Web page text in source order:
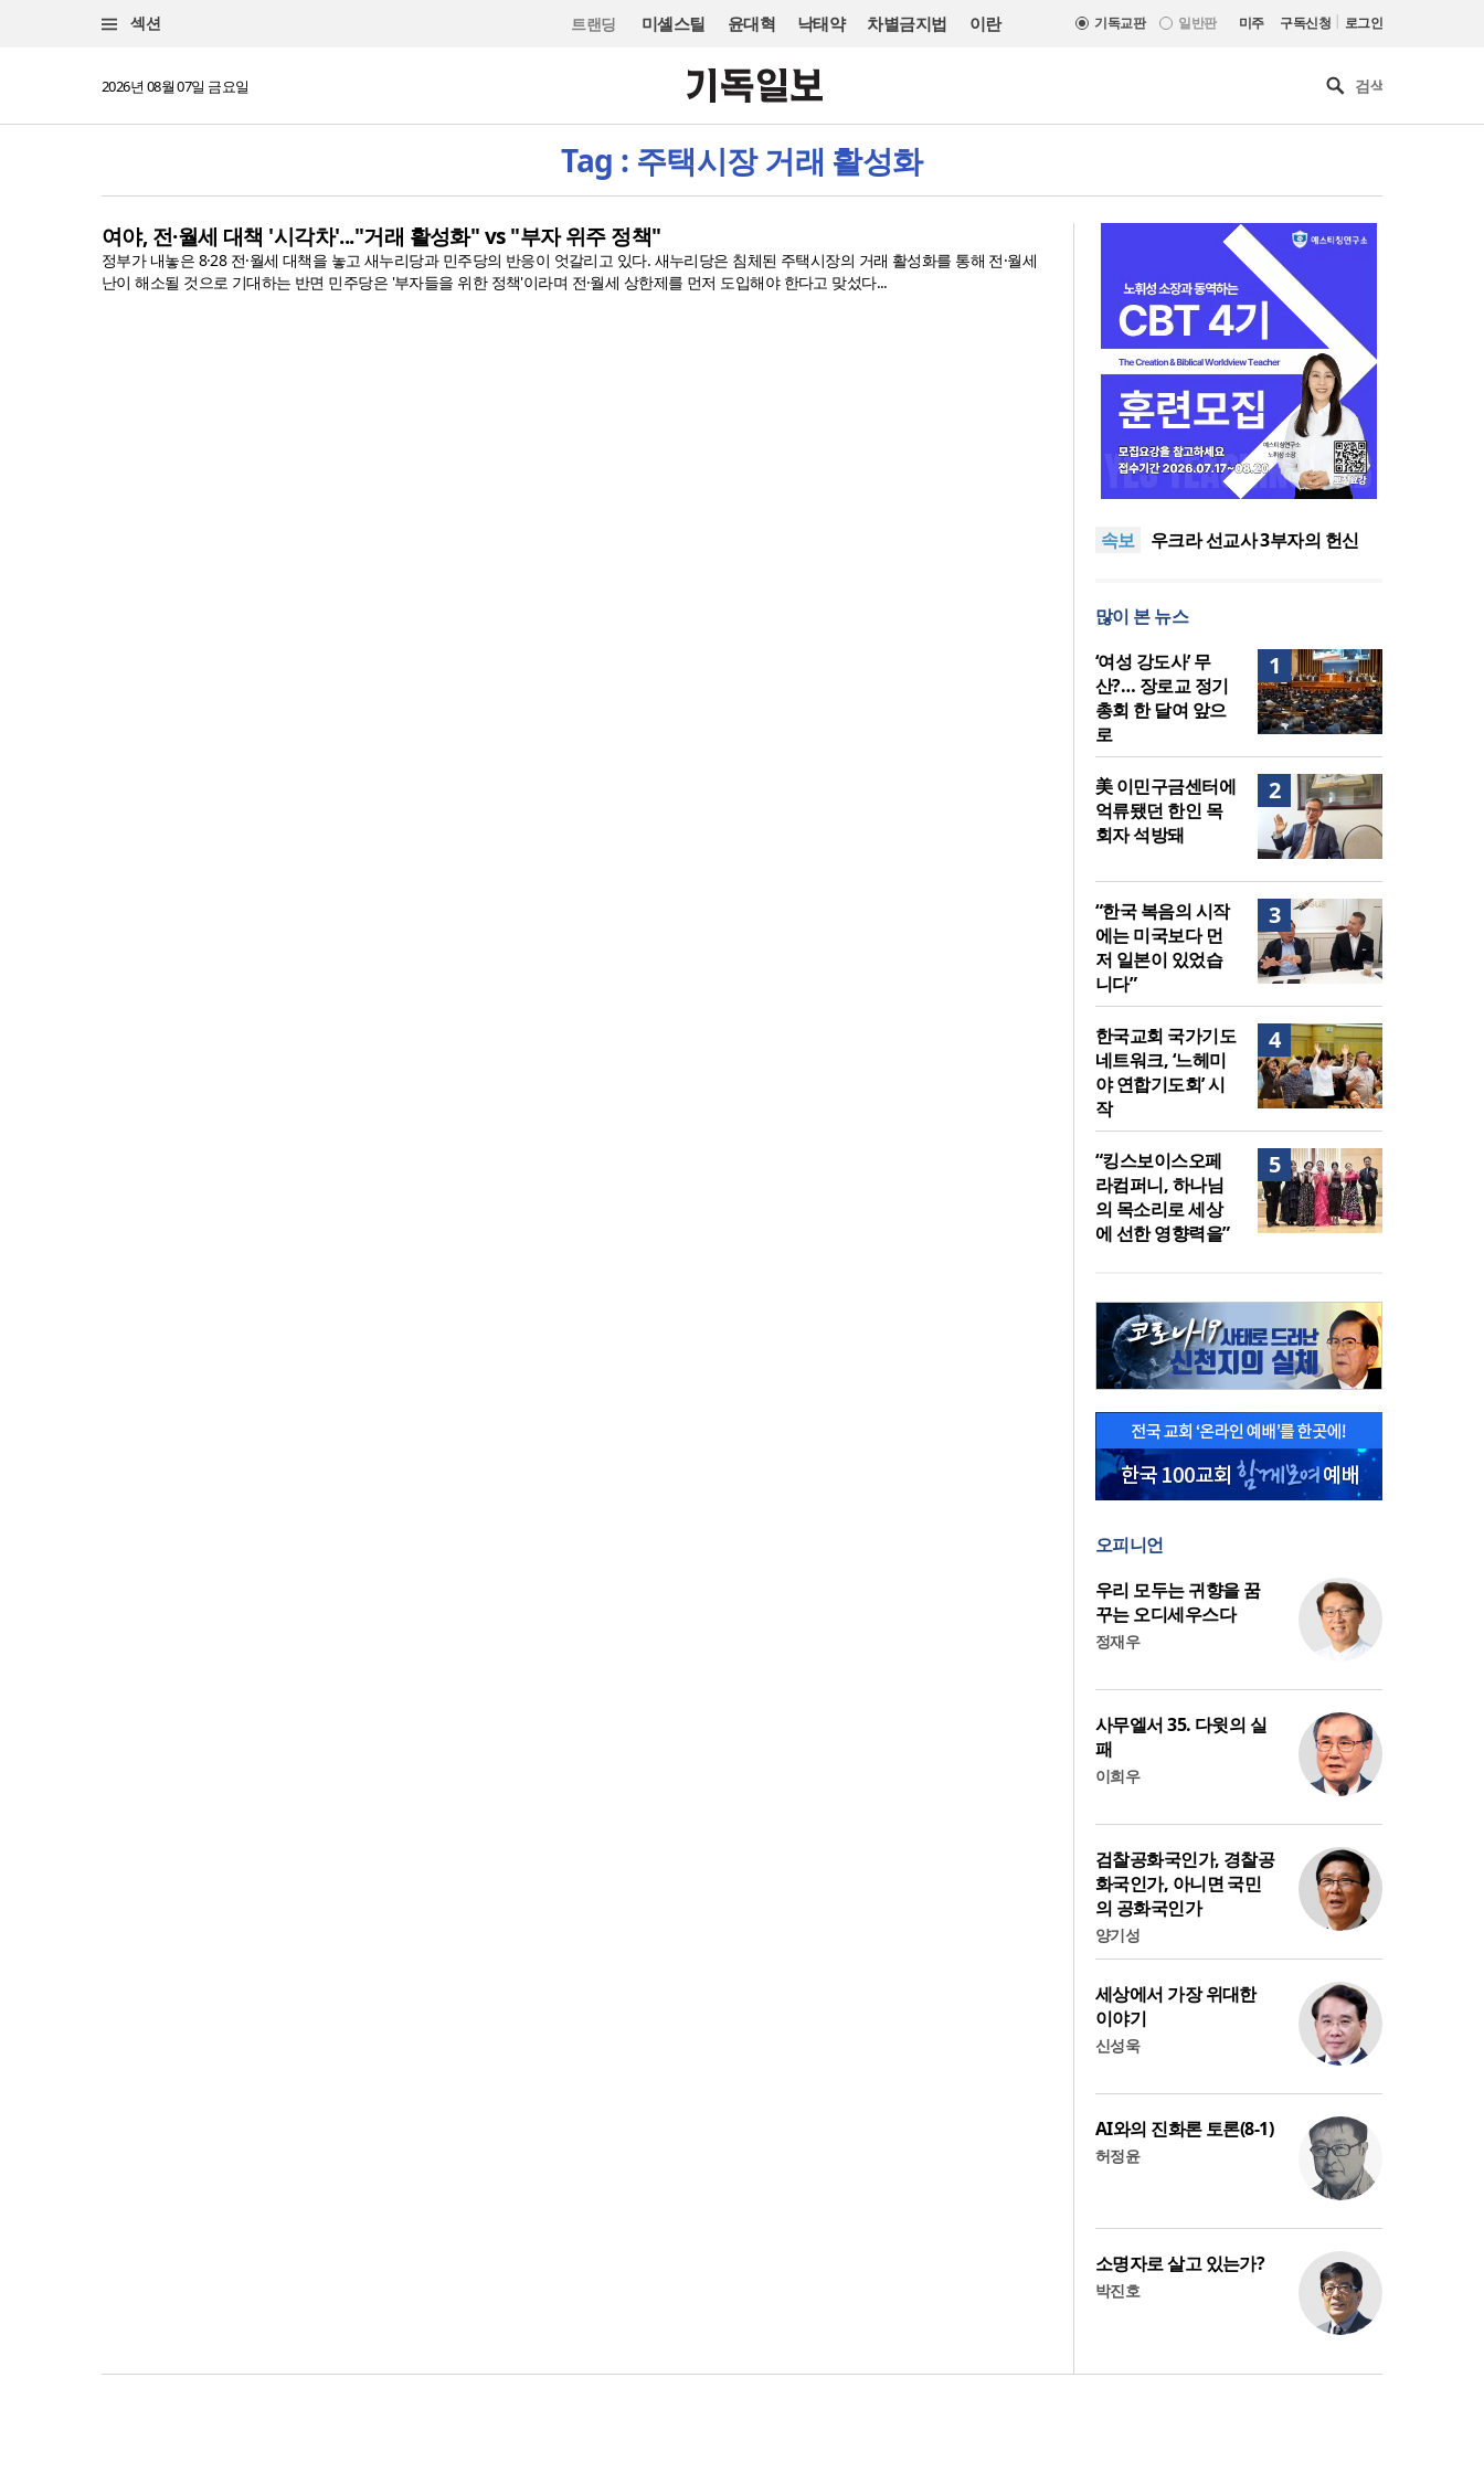
섹션 트랜딩 미셸스틸 윤대혁 낙태약 차별금지법 이란 기독교판 일반판 미주 구독신청 | 로그인
2026년 08월 07일 금요일
Tag : 주택시장 거래 활성화
여야, 전·월세 대책 '시각차'..."거래 활성화" vs "부자 위주 정책"
정부가 내놓은 8·28 전·월세 대책을 놓고 새누리당과 민주당의 반응이 엇갈리고 있다. 새누리당은 침체된 주택시장의 거래 활성화를 통해 전·월세
난이 해소될 것으로 기대하는 반면 민주당은 '부자들을 위한 정책'이라며 전·월세 상한제를 먼저 도입해야 한다고 맞섰다...
속보
[최원호 목사의 영혼의 양식 63]
까?
한인 목회자 석방돼
우크라 선교사 3부자의 헌신
지법 시행… 기독교계 강력 반
[최원호 목사의 영혼의 양식 63]
말씀은 같은데 왜 열매는 다를
까?
美 이민구금센터에 억류됐던
한인 목회자 석방돼
많이 본 뉴스
1
‘여성 강도사’ 무
산?… 장로교 정기
총회 한 달여 앞으
로
2
美 이민구금센터에
억류됐던 한인 목
회자 석방돼
3
“한국 복음의 시작
에는 미국보다 먼
저 일본이 있었습
니다”
4
한국교회 국가기도
네트워크, ‘느헤미
야 연합기도회’ 시
작
5
“킹스보이스오페
라컴퍼니, 하나님
의 목소리로 세상
에 선한 영향력을”
오피니언
우리 모두는 귀향을 꿈
꾸는 오디세우스다
정재우
사무엘서 35. 다윗의 실
패
이희우
검찰공화국인가, 경찰공
화국인가, 아니면 국민
의 공화국인가
양기성
세상에서 가장 위대한
이야기
신성욱
AI와의 진화론 토론(8-1)
허정윤
소명자로 살고 있는가?
박진호